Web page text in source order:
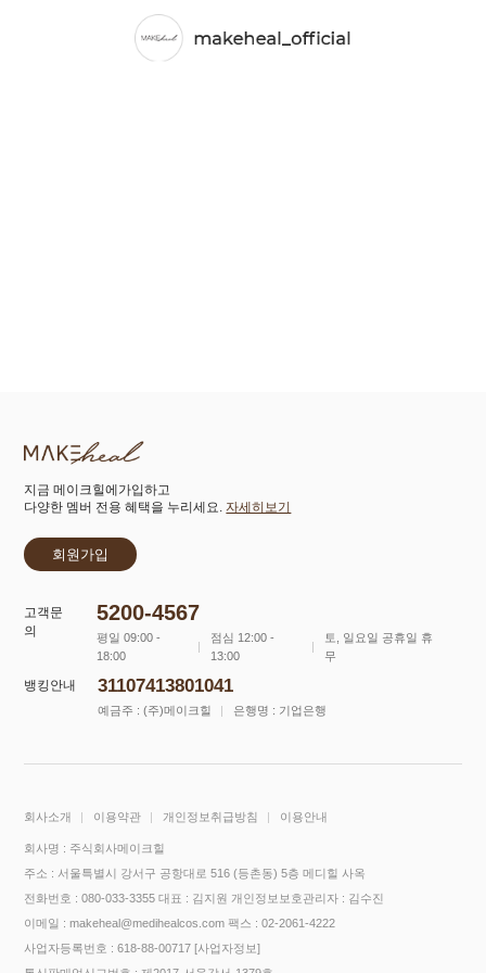
지금 메이크힐에가입하고
다양한 멤버 전용 혜택을 누리세요.자세히보기
회원가입
고객문
의
5200-4567
평일 09:00 -
18:00
점심 12:00 -
13:00
토, 일요일 공휴일 휴
무
뱅킹안내 31107413801041
예금주 : (주)메이크힐 은행명 : 기업은행
회사소개 이용약관 개인정보취급방침 이용안내
회사명 : 주식회사메이크힐
주소 : 서울특별시 강서구 공항대로 516 (등촌동) 5층 메디힐 사옥
전화번호 : 080-033-3355 대표 : 김지원 개인정보보호관리자 : 김수진
이메일 : makeheal@medihealcos.com 팩스 : 02-2061-4222
사업자등록번호 : 618-88-00717 [사업자정보]